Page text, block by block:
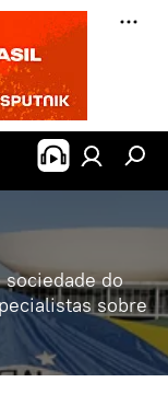
do
sobre